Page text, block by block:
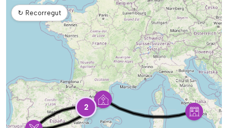
2
↻ Recorregut